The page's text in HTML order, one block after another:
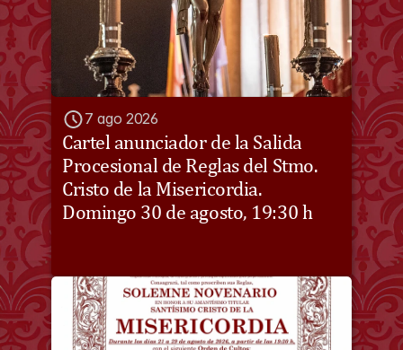
7 ago 2026
Cartel anunciador de la Salida
Procesional de Reglas del Stmo.
Cristo de la Misericordia.
Domingo 30 de agosto, 19:30 h